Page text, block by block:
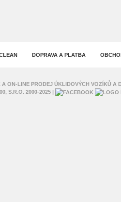
DOPRAVA A PLATBA
ON-LINE PRODEJ ÚKLIDOVÝCH VOZÍKŮ A
S.R.O. 2000-2025 |